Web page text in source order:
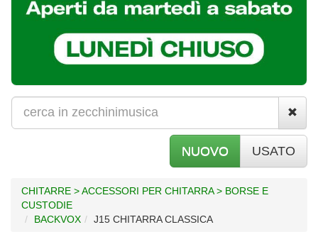
NUOVO USATO
CHITARRE > ACCESSORI PER CHITARRA > BORSE E
CUSTODIE
BACKVOX
J15 CHITARRA CLASSICA